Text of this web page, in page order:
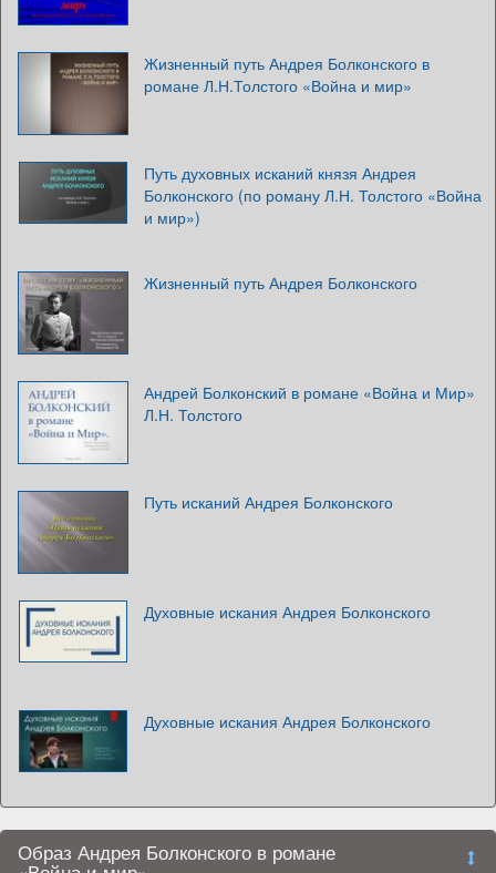
Жизненный путь Андрея Болконского в
романе Л.Н.Толстого «Война и мир»
Путь духовных исканий князя Андрея
Болконского (по роману Л.Н. Толстого «Война
и мир»)
Жизненный путь Андрея Болконского
Андрей Болконский в романе «Война и Мир»
Л.Н. Толстого
Путь исканий Андрея Болконского
Духовные искания Андрея Болконского
Духовные искания Андрея Болконского
Образ Андрея Болконского в романе